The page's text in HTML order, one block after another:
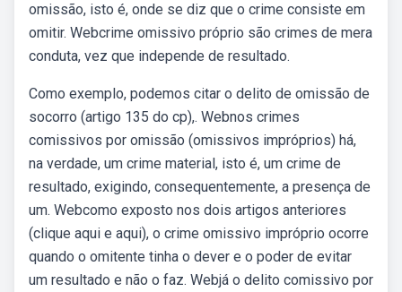
omissão, isto é, onde se diz que o crime consiste em
omitir. Webcrime omissivo próprio são crimes de mera
conduta, vez que independe de resultado.
Como exemplo, podemos citar o delito de omissão de
socorro (artigo 135 do cp),. Webnos crimes
comissivos por omissão (omissivos impróprios) há,
na verdade, um crime material, isto é, um crime de
resultado, exigindo, consequentemente, a presença de
um. Webcomo exposto nos dois artigos anteriores
(clique aqui e aqui), o crime omissivo impróprio ocorre
quando o omitente tinha o dever e o poder de evitar
um resultado e não o faz. Webjá o delito comissivo por